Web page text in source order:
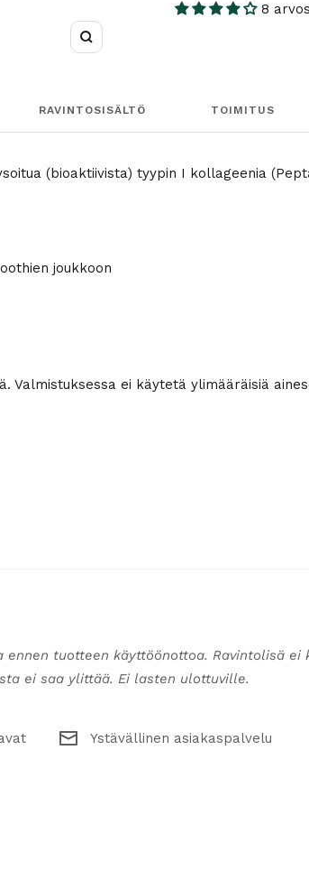
Suurenna
8
RAVINTOSISÄLTÖ TOIMITUS
(bioaktiivista) tyypin I kollageenia
joukkoon
ei käytetä ylimääräisiä
tuotteen käyttöönottoa. Ravintolisä
ei saa ylittää. Ei lasten ulottuville.
Ystävällinen asiakaspalvelu